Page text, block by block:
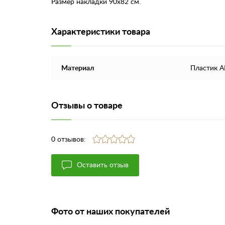
Размер накладки 90х82 см.
Характеристики товара
Материал Пластик
Отзывы о товаре
0 отзывов:
Оставить отзыв
Фото от наших покупателей